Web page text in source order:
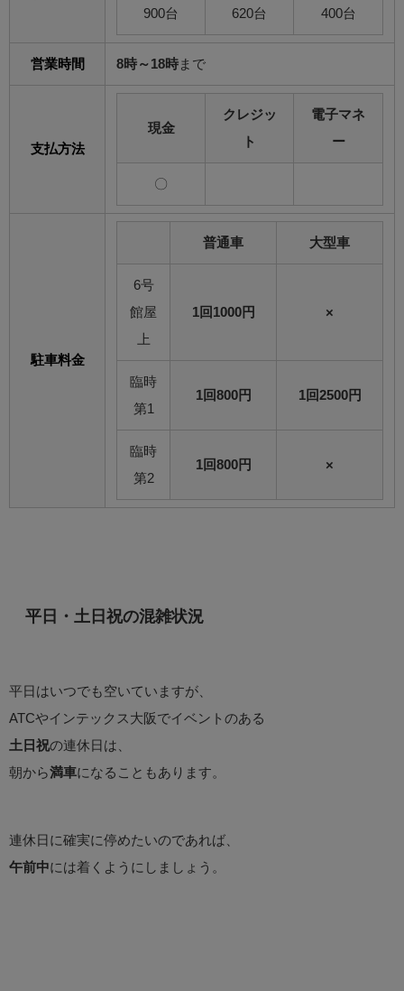
900台 620台 400台
営業時間 8時～18時 まで
支払方法
現金
クレジッ
ト
電子マネ
ー
〇
駐車料金
普通車 大型車
6号
館屋
上
1回1000円 ×
臨時
第1
1回800円 1回2500円
臨時
第2
1回800円 ×
平日・土日祝の混雑状況
平日はいつでも空いていますが、
ATCやインテックス大阪でイベントのある
土日祝の連休日は、
朝から満車になることもあります。
連休日に確実に停めたいのであれば、
午前中には着くようにしましょう。